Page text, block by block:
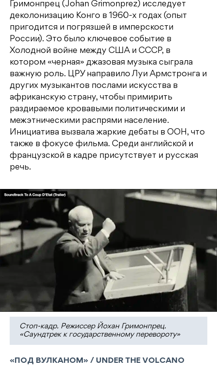
Гримонпрец (Johan Grimonprez) исследует
деколонизацию Конго в 1960-х годах (опыт
пригодится и погрязшей в имперскости
России). Это было ключевое событие в
Холодной войне между США и СССР, в
котором «черная» джазовая музыка сыграла
важную роль. ЦРУ направило Луи Армстронга и
других музыкантов послами искусства в
африканскую страну, чтобы примирить
раздираемое кровавыми политическими и
межэтническими распрями население.
Инициатива вызвала жаркие дебаты в ООН, что
также в фокусе фильма. Среди английской и
французской в кадре присутствует и русская
речь.
Стоп-кадр. Режиссер Йохан Гримонпрец.
«Саундтрек к государственному перевороту»
«ПОД ВУЛКАНОМ» / UNDER THE VOLCANO